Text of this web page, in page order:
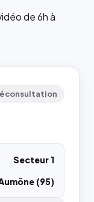
de 6h à
Secteur 1
(95)